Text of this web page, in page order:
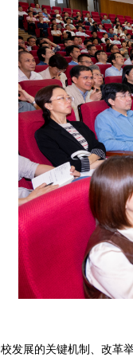
发展的关键机制、改革